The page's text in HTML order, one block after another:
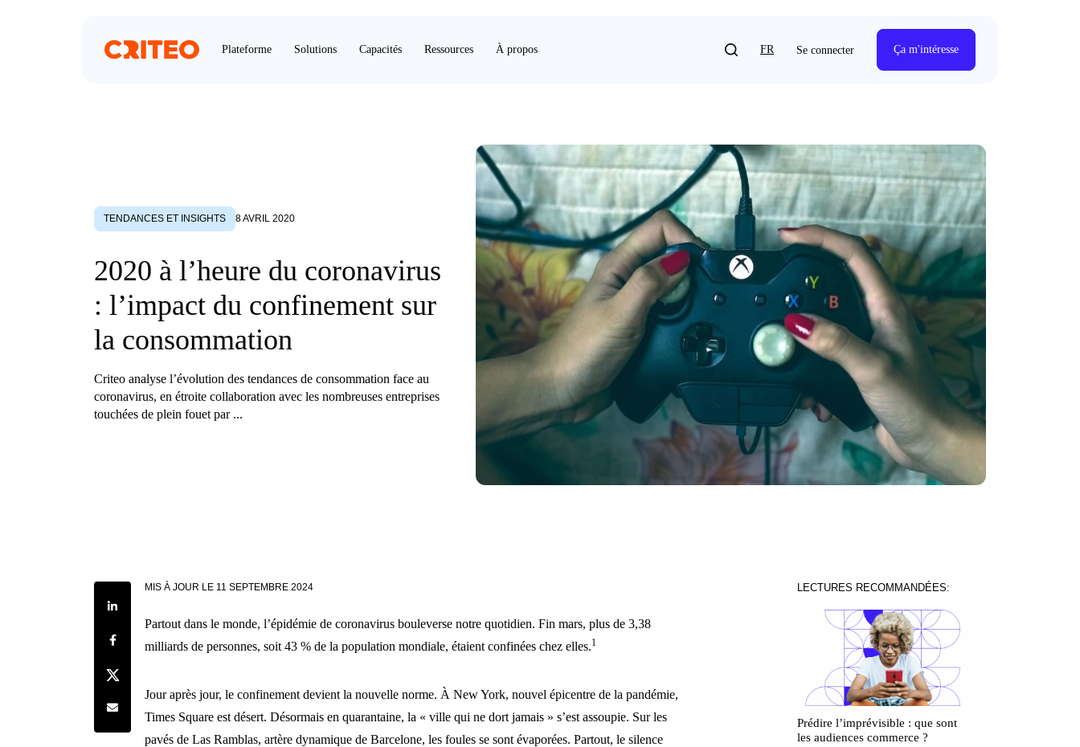
Plateforme Solutions Capacités Ressources À propos FR Se connecter Ça m'intéresse
TENDANCES ET INSIGHTS 8 AVRIL 2020
2020 à l’heure du coronavirus
: l’impact du confinement sur
la consommation
Criteo analyse l’évolution des tendances de consommation face au
coronavirus, en étroite collaboration avec les nombreuses entreprises
touchées de plein fouet par ...
Share on LinkedIn
Share on Facebook
Share on Twitter
Share by e-mail
MIS À JOUR LE 11 SEPTEMBRE 2024
Partout dans le monde, l’épidémie de coronavirus bouleverse notre quotidien. Fin mars, plus de 3,38
milliards de personnes, soit 43 % de la population mondiale, étaient confinées chez elles.1
Jour après jour, le confinement devient la nouvelle norme. À New York, nouvel épicentre de la pandémie,
Times Square est désert. Désormais en quarantaine, la « ville qui ne dort jamais » s’est assoupie. Sur les
pavés de Las Ramblas, artère dynamique de Barcelone, les foules se sont évaporées. Partout, le silence
LECTURES RECOMMANDÉES:
Prédire l’imprévisible : que sont
les audiences commerce ?